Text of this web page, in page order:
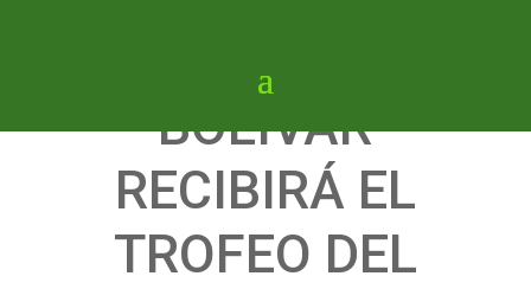
BOLÍVAR
RECIBIRÁ EL
TROFEO DEL